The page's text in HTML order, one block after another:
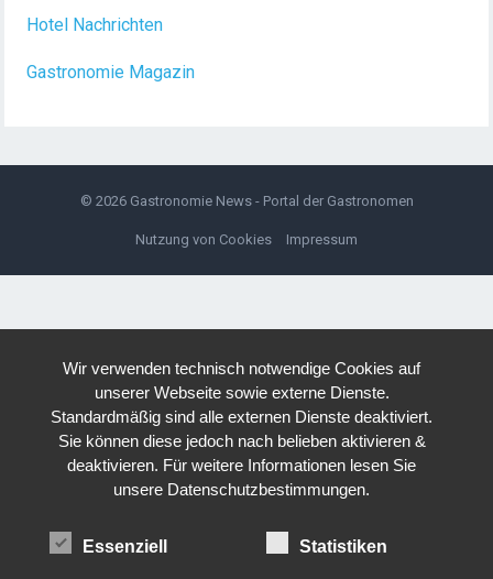
Hotel Nachrichten
Gastronomie Magazin
© 2026 Gastronomie News - Portal der Gastronomen
Nutzung von Cookies Impressum
Wir verwenden technisch notwendige Cookies auf
unserer Webseite sowie externe Dienste.
Standardmäßig sind alle externen Dienste deaktiviert.
Sie können diese jedoch nach belieben aktivieren &
deaktivieren. Für weitere Informationen lesen Sie
unsere Datenschutzbestimmungen.
Essenziell Statistiken